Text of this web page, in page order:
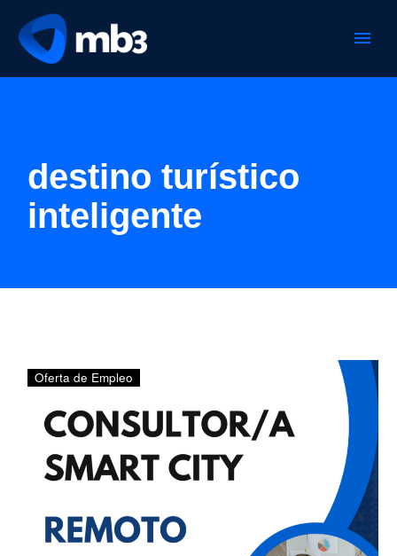
destino turístico
inteligente
CITY
Y
TERRITORIOS
INTELIGENTES
Oferta de Empleo